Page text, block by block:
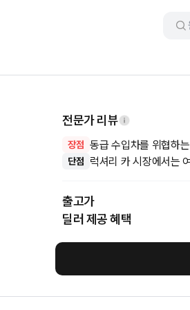
전문가 리뷰
장점 동급 수입차를 위협하
단점 럭셔리 카 시장에서는
출고가
딜러 제공 혜택